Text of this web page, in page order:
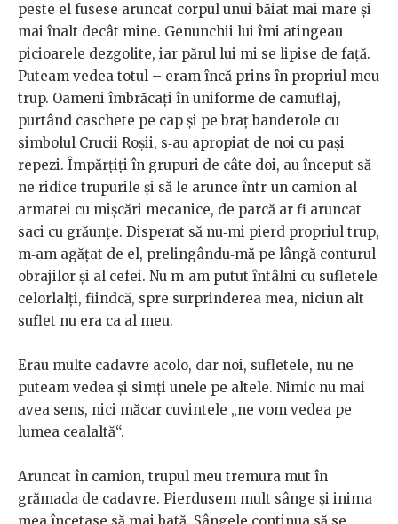
peste el fusese aruncat corpul unui băiat mai mare și
mai înalt decât mine. Genunchii lui îmi atingeau
picioarele dezgolite, iar părul lui mi se lipise de față.
Puteam vedea totul – eram încă prins în propriul meu
trup. Oameni îmbrăcați în uniforme de camuflaj,
purtând caschete pe cap și pe braț banderole cu
simbolul Crucii Roșii, s‑au apropiat de noi cu pași
repezi. Împărțiți în grupuri de câte doi, au început să
ne ridice trupurile și să le arunce într‑un camion al
armatei cu mișcări mecanice, de parcă ar fi aruncat
saci cu grăunțe. Disperat să nu‑mi pierd propriul trup,
m‑am agățat de el, prelingându‑mă pe lângă conturul
obrajilor și al cefei. Nu m‑am putut întâlni cu sufletele
celorlalți, fiindcă, spre surprinderea mea, niciun alt
suflet nu era ca al meu.
Erau multe cadavre acolo, dar noi, sufletele, nu ne
puteam vedea și simți unele pe altele. Nimic nu mai
avea sens, nici măcar cuvintele „ne vom vedea pe
lumea cealaltă“.
Aruncat în camion, trupul meu tremura mut în
grămada de cadavre. Pierdusem mult sânge și inima